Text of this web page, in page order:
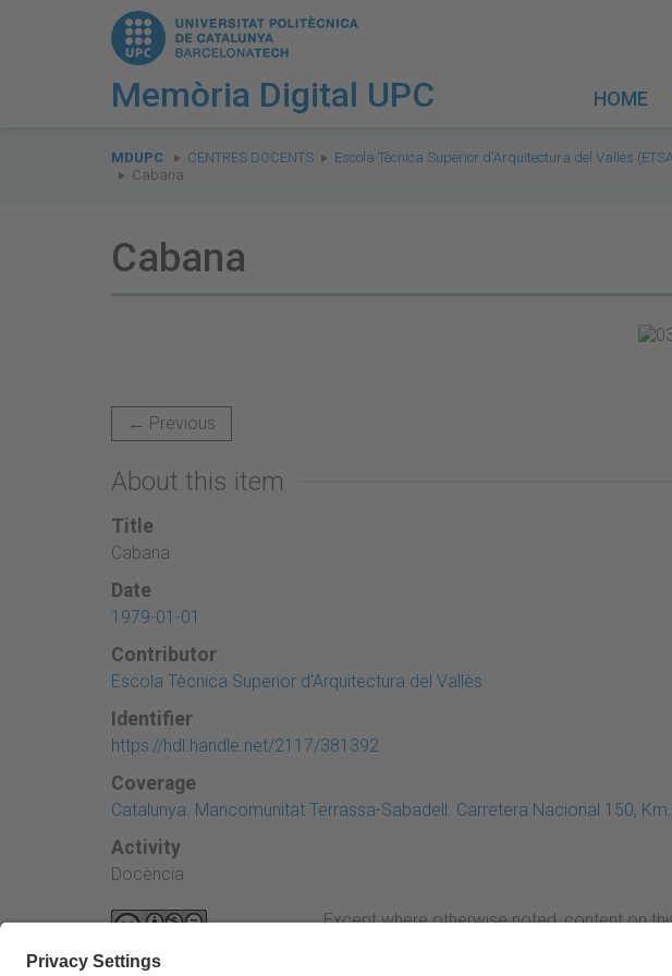
Memòria Digital UPC HOME
are
here:
MDUPC CENTRES DOCENTS Escola Tècnica Superior d'Arquitectura del Vallès
Cabana
Cabana
← Previous
About this item
Title
Cabana
Date
1979-01-01
Contributor
Escola Tècnica Superior d'Arquitectura del Vallès
Identifier
https://hdl.handle.net/2117/381392
Coverage
Catalunya. Mancomunitat Terrassa-Sabadell. Carretera Nacional 150,
Activity
Docència
Except where otherwise noted, content on